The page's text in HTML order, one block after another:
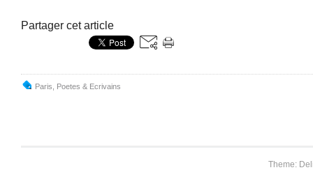
Partager cet article
Paris Poetes & Ecrivains
Theme: